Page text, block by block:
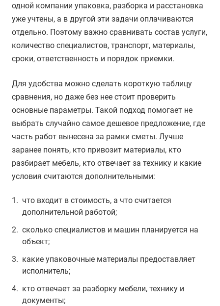
одной компании упаковка, разборка и расстановка
уже учтены, а в другой эти задачи оплачиваются
отдельно. Поэтому важно сравнивать состав услуги,
количество специалистов, транспорт, материалы,
сроки, ответственность и порядок приемки.
Для удобства можно сделать короткую таблицу
сравнения, но даже без нее стоит проверить
основные параметры. Такой подход помогает не
выбрать случайно самое дешевое предложение, где
часть работ вынесена за рамки сметы. Лучше
заранее понять, кто привозит материалы, кто
разбирает мебель, кто отвечает за технику и какие
условия считаются дополнительными:
что входит в стоимость, а что считается
дополнительной работой;
сколько специалистов и машин планируется на
объект;
какие упаковочные материалы предоставляет
исполнитель;
кто отвечает за разборку мебели, технику и
документы;